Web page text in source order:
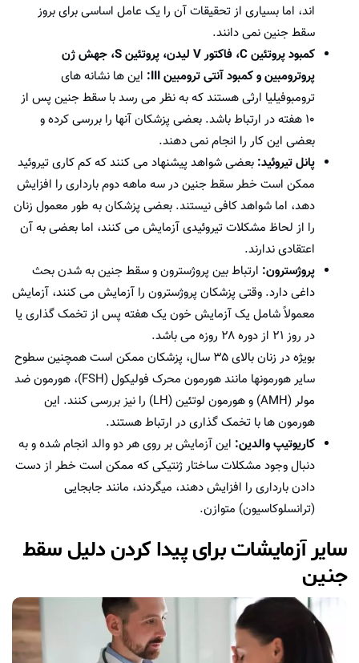
اند، اما بسیاری از تحقیقات آن را یک عامل اساسی برای بروز
سقط جنین نمی دانند.
کمبود پروتئین C، فاکتور V لیدن، پروتئین S، جهش ژن
پروترومبین و کمبود آنتی ترومبین III:
این ها نشانه های
ترومبوفیلیا ارثی هستند که به نظر می رسد با سقط جنین پس از
۱۰ هفته در ارتباط باشد. بعضی پزشکان آنها را بررسی کرده و
بعضی این کار را انجام نمی دهند.
پانل تیروئید: بعضی شواهد پیشنهاد می کنند که کم کاری تیروئید
ممکن است خطر سقط جنین در سه ماهه دوم بارداری را افزایش
دهد، اما شواهد کافی نیستند. بعضی پزشکان به طور معمول زنان
را از لحاظ مشکلات تیروئیدی آزمایش می کنند، اما بعضی به آن
اعتقادی ندارند.
پروژسترون: ارتباط بین پروژسترون و سقط جنین به شدن بحث
داغی دارد. وقتی پزشکان پروژسترون را آزمایش می کنند، آزمایش
معمولاً شامل یک آزمایش خون یک هفته پس از تخمک گذاری یا
در روز ۲۱ از دوره ۲۸ روزه می باشد.
بویژه در زنان بالای ۳۵ سال، پزشکان ممکن است همچنین سطوح
سایر هورمونها مانند هورمون محرک فولیکول (FSH)، هورمون ضد
مولر (AMH) و هورمون لوتئین (LH) را نیز بررسی کنند. این
هورمون ها با تخمک گذاری در ارتباط هستند.
کاریوتیپ والدین: این آزمایش بر روی هر دو والد انجام شده و به
دنبال وجود مشکلات ساختار ژنتیکی که ممکن است خطر از دست
دادن بارداری را افزایش دهند، میگردند، مانند جابجایی
(ترانسلوکاسیون) متوازن.
سایر آزمایشات برای پیدا کردن دلیل سقط
جنین